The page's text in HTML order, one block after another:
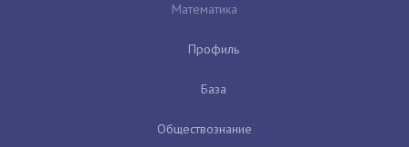
Математика
Профиль
База
Обществознание